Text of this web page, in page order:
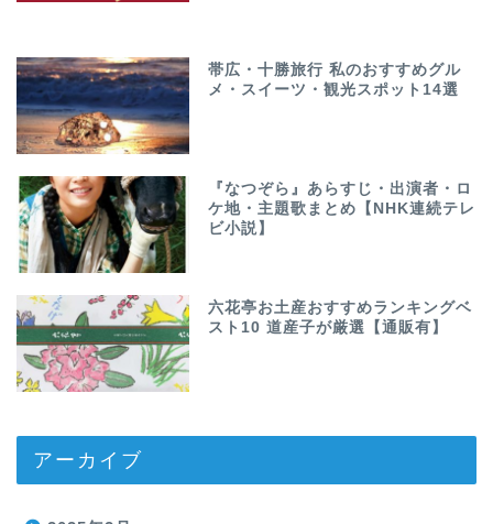
帯広・十勝旅行 私のおすすめグル
メ・スイーツ・観光スポット14選
『なつぞら』あらすじ・出演者・ロ
ケ地・主題歌まとめ【NHK連続テレ
ビ小説】
六花亭お土産おすすめランキングベ
スト10 道産子が厳選【通販有】
アーカイブ